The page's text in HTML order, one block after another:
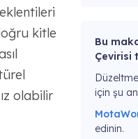
kitle
olabilir
Bu
Çevirisi
için şu
edinin.